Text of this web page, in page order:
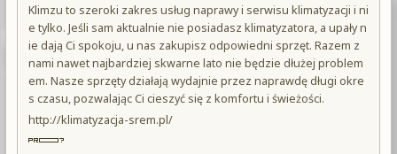
Klimzu to szeroki zakres usług naprawy i serwisu klimatyzacji i ni
e tylko. Jeśli sam aktualnie nie posiadasz klimatyzatora, a upały n
ie dają Ci spokoju, u nas zakupisz odpowiedni sprzęt. Razem z
nami nawet najbardziej skwarne lato nie będzie dłużej problem
em. Nasze sprzęty działają wydajnie przez naprawdę długi okre
s czasu, pozwalając Ci cieszyć się z komfortu i świeżości.
http://klimatyzacja-srem.pl/